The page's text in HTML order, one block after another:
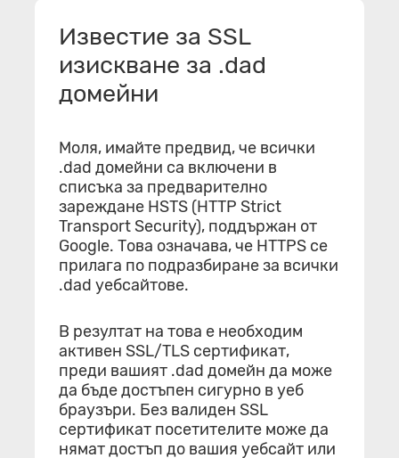
Известие за SSL
изискване за .dad
домейни
Моля, имайте предвид, че всички
.dad домейни са включени в
списъка за предварително
зареждане HSTS (HTTP Strict
Transport Security), поддържан от
Google. Това означава, че HTTPS се
прилага по подразбиране за всички
.dad уебсайтове.
В резултат на това е необходим
активен SSL/TLS сертификат,
преди вашият .dad домейн да може
да бъде достъпен сигурно в уеб
браузъри. Без валиден SSL
сертификат посетителите може да
нямат достъп до вашия уебсайт или